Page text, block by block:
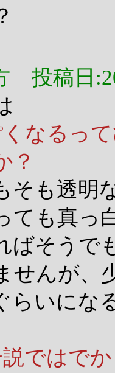
投稿日
なるっ
？
も透明
ても真っ
そうで
せんが、
いにな
ではで